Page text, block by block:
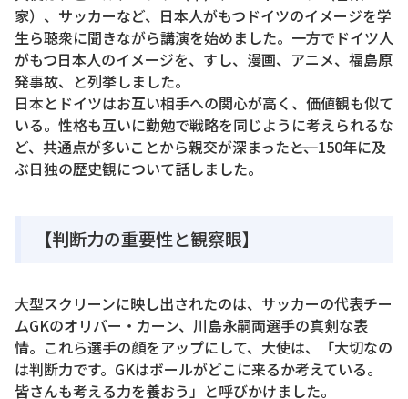
家）、サッカーなど、日本人がもつドイツのイメージを学
生ら聴衆に聞きながら講演を始めました。一方でドイツ人
がもつ日本人のイメージを、すし、漫画、アニメ、福島原
発事故、と列挙しました。
日本とドイツはお互い相手への関心が高く、価値観も似て
いる。性格も互いに勤勉で戦略を同じように考えられるな
ど、共通点が多いことから親交が深まった――と、150年に及
ぶ日独の歴史観について話しました。
【判断力の重要性と観察眼】
大型スクリーンに映し出されたのは、サッカーの代表チー
ムGKのオリバー・カーン、川島永嗣両選手の真剣な表
情。これら選手の顔をアップにして、大使は、「大切なの
は判断力です。GKはボールがどこに来るか考えている。
皆さんも考える力を養おう」と呼びかけました。